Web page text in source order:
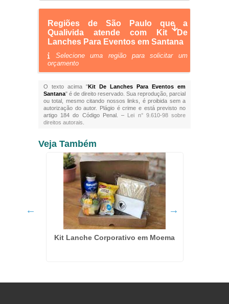
Regiões de São Paulo que a
Qualivida atende com Kit De
Lanches Para Eventos em Santana
Selecione uma região para solicitar um
orçamento
O texto acima "Kit De Lanches Para Eventos em
Santana" é de direito reservado. Sua reprodução, parcial
ou total, mesmo citando nossos links, é proibida sem a
autorização do autor. Plágio é crime e está previsto no
artigo 184 do Código Penal. – Lei n° 9.610-98 sobre
direitos autorais
Veja Também
Kit Lanche Corporativo em Moema